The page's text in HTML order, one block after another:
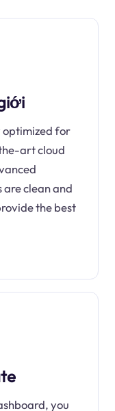
optimized for
art cloud
are clean and
the best
you